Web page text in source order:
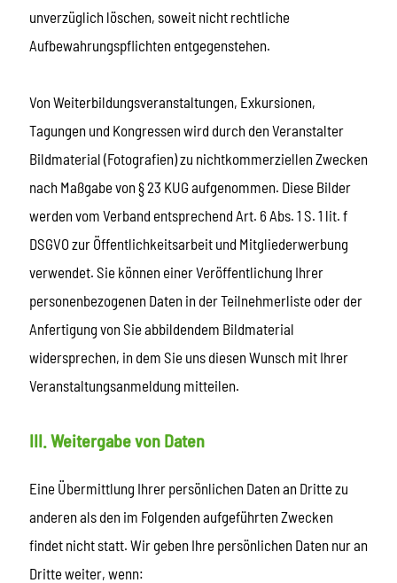
unverzüglich löschen, soweit nicht rechtliche
Aufbewahrungspflichten entgegenstehen.
Von Weiterbildungsveranstaltungen, Exkursionen,
Tagungen und Kongressen wird durch den Veranstalter
Bildmaterial (Fotografien) zu nichtkommerziellen Zwecken
nach Maßgabe von § 23 KUG aufgenommen. Diese Bilder
werden vom Verband entsprechend Art. 6 Abs. 1 S. 1 lit. f
DSGVO zur Öffentlichkeitsarbeit und Mitgliederwerbung
verwendet. Sie können einer Veröffentlichung Ihrer
personenbezogenen Daten in der Teilnehmerliste oder der
Anfertigung von Sie abbildendem Bildmaterial
widersprechen, in dem Sie uns diesen Wunsch mit Ihrer
Veranstaltungsanmeldung mitteilen.
III. Weitergabe von Daten
Eine Übermittlung Ihrer persönlichen Daten an Dritte zu
anderen als den im Folgenden aufgeführten Zwecken
findet nicht statt. Wir geben Ihre persönlichen Daten nur an
Dritte weiter, wenn: